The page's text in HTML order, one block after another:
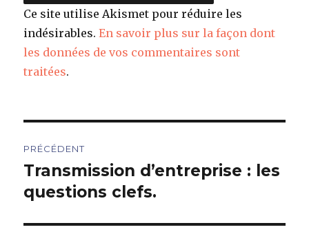
Ce site utilise Akismet pour réduire les
indésirables.En savoir plus sur la façon dont
les données de vos commentaires sont
traitées.
de
l’article
PRÉCÉDENT
Article
précédent :
Transmission d’entreprise : les
questions clefs.